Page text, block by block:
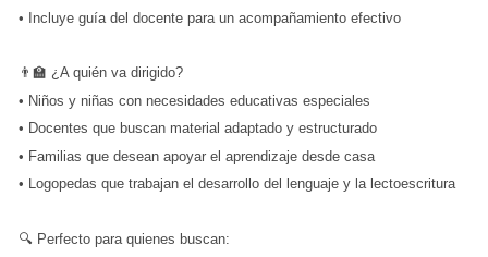
• Incluye guía del docente para un acompañamiento efectivo
👨‍🏫 ¿A quién va dirigido?
• Niños y niñas con necesidades educativas especiales
• Docentes que buscan material adaptado y estructurado
• Familias que desean apoyar el aprendizaje desde casa
•
Logopedas que trabajan el desarrollo del lenguaje y la lectoescritura
🔍 Perfecto para quienes buscan: